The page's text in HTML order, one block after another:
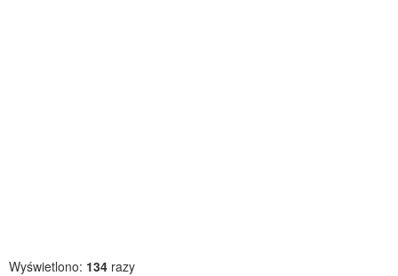
Wyświetlono: 134 razy